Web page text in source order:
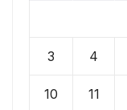
3 4
10 11